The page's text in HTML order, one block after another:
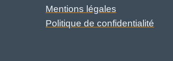
Mentions légales
Politique de confidentialité